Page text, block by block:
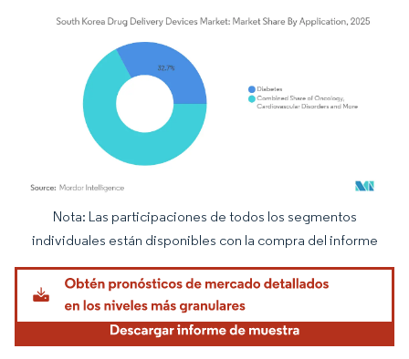
Imagen © Mordor Intelligence. El uso requiere atribución según CC BY 4.0.
Nota: Las participaciones de todos los segmentos
individuales están disponibles con la compra del informe